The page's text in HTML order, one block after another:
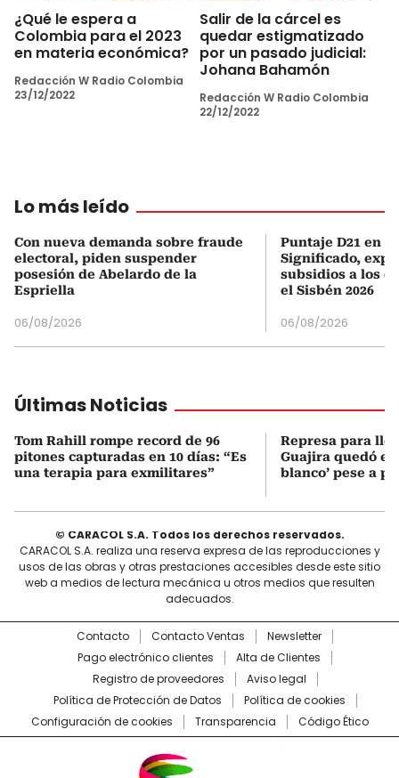
¿Qué le espera a
Colombia para el 2023
en materia económica?
Redacción W Radio Colombia
23/12/2022
Salir de la cárcel es
quedar estigmatizado
por un pasado judicial:
Johana Bahamón
Redacción W Radio Colombia
22/12/2022
Lo más leído
Con nueva demanda sobre fraude
electoral, piden suspender
posesión de Abelardo de la
Espriella
06/08/2026
Puntaje D21 en
Significado,
subsidios a los
el Sisbén 2026
06/08/2026
Últimas Noticias
Tom Rahill rompe record de 96
pitones capturadas en 10 días: “Es
una terapia para exmilitares”
Represa para
Guajira quedó en
blanco’ pese a
© CARACOL S.A. Todos los derechos reservados.
CARACOL S.A. realiza una reserva expresa de las reproducciones y
usos de las obras y otras prestaciones accesibles desde este sitio
web a medios de lectura mecánica u otros medios que resulten
adecuados.
Contacto Contacto Ventas
Newsletter
Pago electrónico clientes
Alta de Clientes
Registro de proveedores
Aviso legal
Política de Protección de Datos
Política de cookies
Configuración de cookies
Transparencia Código Ético